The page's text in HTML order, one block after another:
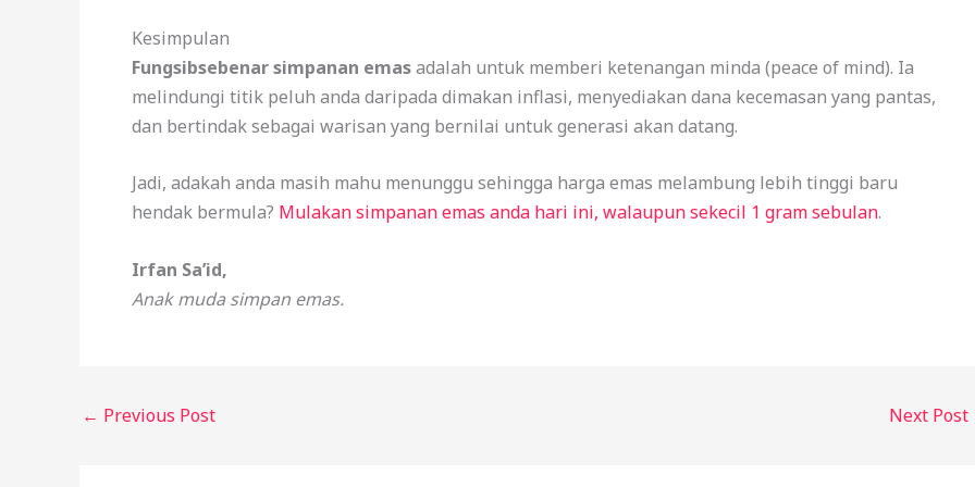
Kesimpulan
Fungsibsebenar simpanan emasadalah untuk memberi ketenangan minda (peace of mind). Ia
melindungi titik peluh anda daripada dimakan inflasi, menyediakan dana kecemasan yang pantas,
dan bertindak sebagai warisan yang bernilai untuk generasi akan datang.
Jadi, adakah anda masih mahu menunggu sehingga harga emas melambung lebih tinggi baru
hendak bermula? Mulakan simpanan emas anda hari ini, walaupun sekecil 1 gram sebulan.
Irfan Sa’id,
Anak muda simpan emas.
← Previous Post Next Post